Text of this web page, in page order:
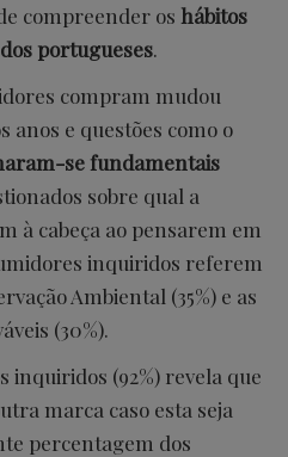
compreender os hábitos
portugueses.
compram mudou
e questões como o
se fundamentais
sobre qual a
à cabeça ao pensarem em
inquiridos referem
Ambiental (35%) e as
(30%).
inquiridos (92%) revela que
marca caso esta seja
percentagem dos